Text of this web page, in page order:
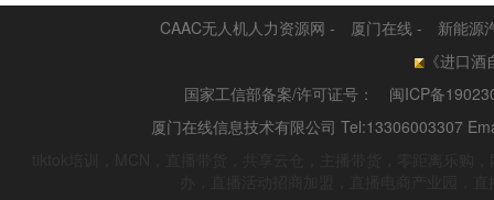
CAAC无人机人力资源网 - 厦门在线 -
新能源
《进口酒
国家工信部备案/许可证号：
闽ICP备
厦门在线信息技术有限公司 Tel:13306003307